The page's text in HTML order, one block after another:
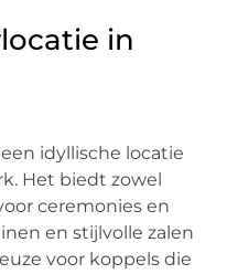
in
idyllische locatie
Het biedt zowel
ceremonies en
en stijlvolle zalen
voor koppels die